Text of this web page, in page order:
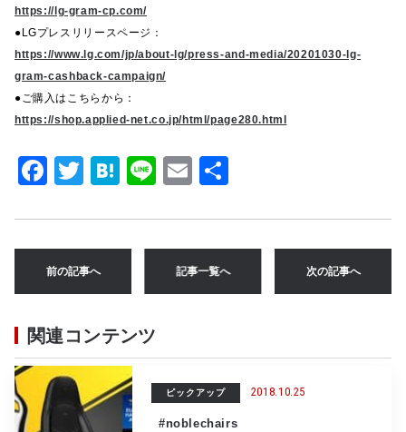
https://lg-gram-cp.com/
●LGプレスリリースページ：
https://www.lg.com/jp/about-lg/press-and-media/20201030-lg-
gram-cashback-campaign/
●ご購入はこちらから：
https://shop.applied-net.co.jp/html/page280.html
F
c
e
b
o
k
T
it
te
r
H
e
n
a
Li
e
E
ai
l
前の記事へ 記事一覧へ 次の記事へ
関連コンテンツ
ピックアップ 2018.10.25
#noblechairs